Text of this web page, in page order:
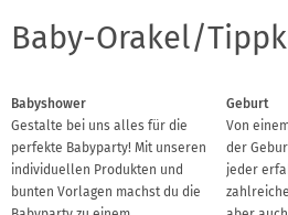
Babyshower
Gestalte bei uns alles für die
perfekte Babyparty! Mit unseren
individuellen Produkten und
bunten Vorlagen machst du die
Geburt
Von
der
jeder